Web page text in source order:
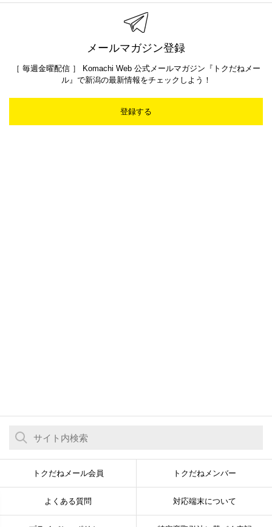
メールマガジン登録
［ 毎週金曜配信 ］ Komachi Web 公式メールマガジン『トクだねメー
ル』で新潟の最新情報をチェックしよう！
登録する
トクだねメール会員 トクだねメンバー
よくある質問 対応端末について